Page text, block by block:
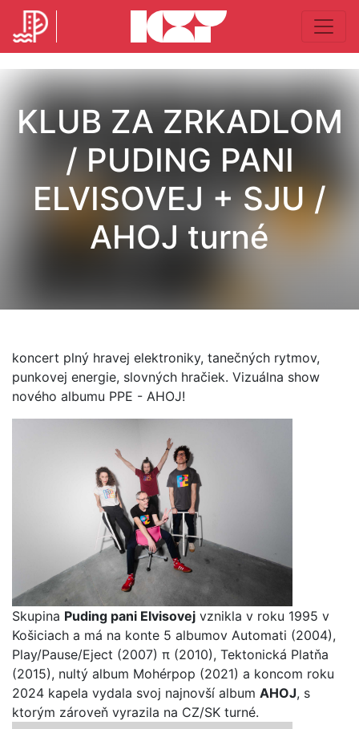
KLUB ZA ZRKADLOM
/ PUDING PANI
ELVISOVEJ + SJU /
AHOJ turné
koncert plný hravej elektroniky, tanečných rytmov,
punkovej energie, slovných hračiek. Vizuálna show
nového albumu PPE - AHOJ!
Skupina Puding pani Elvisovej vznikla v roku 1995 v
Košiciach a má na konte 5 albumov Automati (2004),
Play/Pause/Eject (2007) π (2010), Tektonická Platňa
(2015), nultý album Mohérpop (2021) a koncom roku
2024 kapela vydala svoj najnovší album AHOJ, s
ktorým zároveň vyrazila na CZ/SK turné.